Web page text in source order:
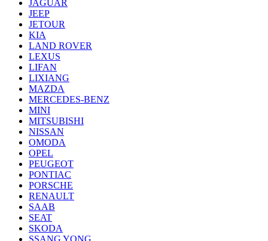
JAGUAR
JEEP
JETOUR
KIA
LAND ROVER
LEXUS
LIFAN
LIXIANG
MAZDA
MERCEDES-BENZ
MINI
MITSUBISHI
NISSAN
OMODA
OPEL
PEUGEOT
PONTIAC
PORSCHE
RENAULT
SAAB
SEAT
SKODA